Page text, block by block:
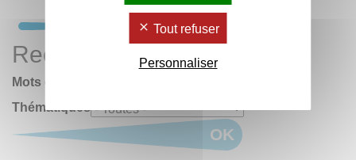
Rechercher
Mots clés :
Thématiques
OK
Tout refuser
Personnaliser